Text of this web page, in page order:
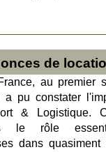
de
au premier
pu constater
& Logistique.
le rôle
dans quasiment